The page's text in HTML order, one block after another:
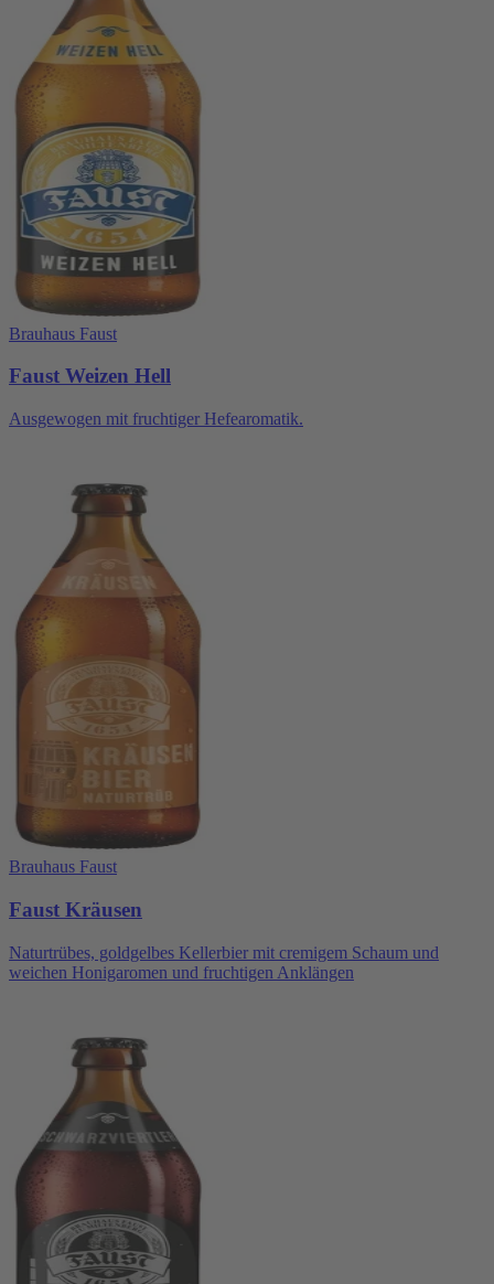
Brauhaus Faust
Faust Weizen Hell
Ausgewogen mit fruchtiger Hefearomatik.
Brauhaus Faust
Faust Kräusen
Naturtrübes, goldgelbes Kellerbier mit cremigem Schaum und
weichen Honigaromen und fruchtigen Anklängen